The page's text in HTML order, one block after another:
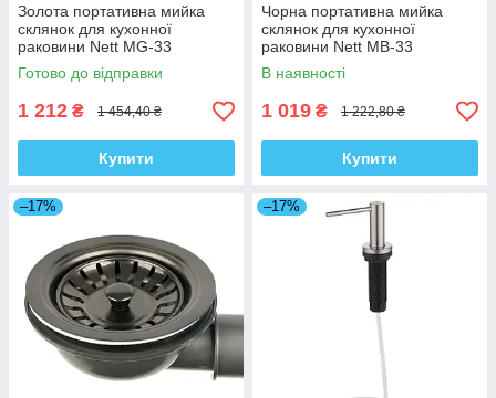
Золота портативна мийка
склянок для кухонної
раковини Nett MG-33
Готово до відправки
1 212 ₴ 1 454,40 ₴
Купити
Чорна портативна мийка
склянок для кухонної
раковини Nett MB-33
В наявності
1 019 ₴ 1 222,80 ₴
Купити
–17% –17%